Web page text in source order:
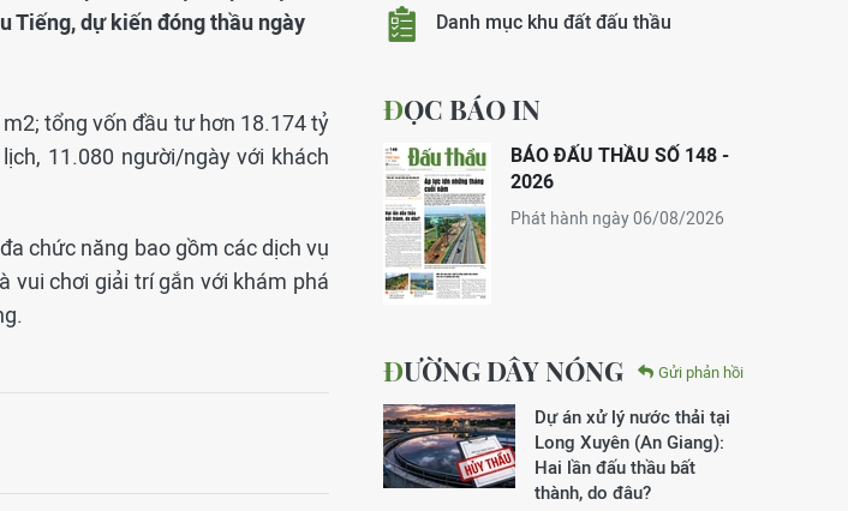
Tiếng, dự kiến đóng thầu ngày
tổng vốn đầu tư hơn 18.174 tỷ
11.080 người/ngày với khách
chức năng bao gồm các dịch vụ
vui chơi giải trí gắn với khám phá
Danh mục khu đất đấu thầu
ĐỌC BÁO IN
BÁO ĐẤU THẦU SỐ 148 -
2026
Phát hành ngày 06/08/2026
ĐƯỜNG DÂY NÓNG Gửi phản hồi
Dự án xử lý nước thải tại
Long Xuyên (An Giang):
Hai lần đấu thầu bất
thành, do đâu?